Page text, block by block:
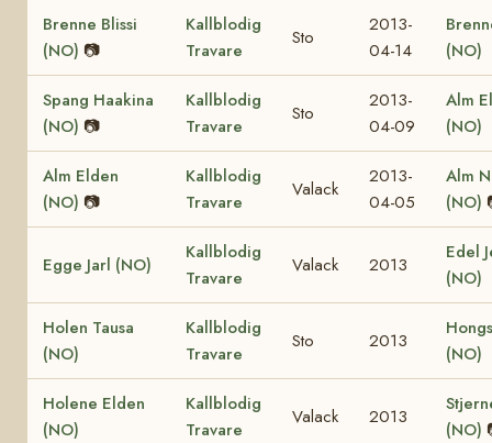
Brenne Blissi
(NO) 📷
Kallblodig
Travare
Sto
2013-
04-14
(NO)
Spang Haakina
(NO) 📷
Kallblodig
Travare
Sto
2013-
04-09
Alm
(NO)
Alm Elden
(NO) 📷
Kallblodig
Travare
Valack
2013-
04-05
Alm
(NO)
Egge Jarl (NO)
Kallblodig
Travare
Valack 2013
Edel
(NO)
Holen Tausa
(NO)
Kallblodig
Travare
Sto 2013
(NO)
Holene Elden
(NO)
Kallblodig
Travare
Valack 2013
(NO)